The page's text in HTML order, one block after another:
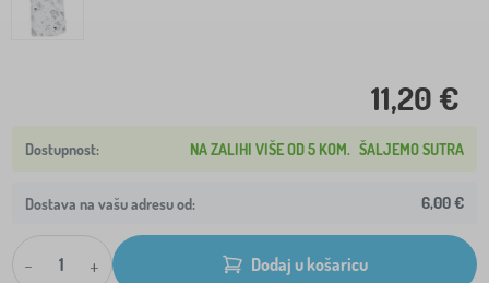
11,20 €
NA ZALIHI VIŠE OD 5 KOM. ŠALJEMO SUTRA
Dostava na vašu adresu od: 6,00 €
- + Dodaj u košaricu